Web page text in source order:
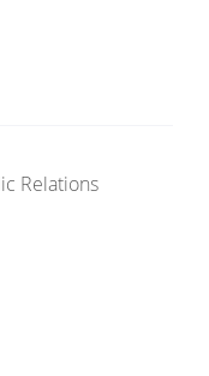
Relations